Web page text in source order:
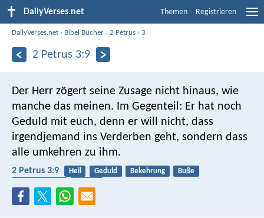
DailyVerses.net Themen Registrieren
DailyVerses.net › Bibel Bücher ›2 Petrus ›3
2 Petrus 3:9
Der Herr zögert seine Zusage nicht hinaus, wie
manche das meinen. Im Gegenteil: Er hat noch
Geduld mit euch, denn er will nicht, dass
irgendjemand ins Verderben geht, sondern dass
alle umkehren zu ihm.
2 Petrus 3:9 Heil Geduld Bekehrung
Buße